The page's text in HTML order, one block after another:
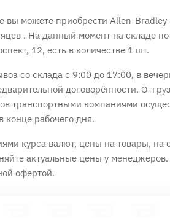
вы можете приобрести Allen-Bradley
. На данный момент на складе по
12, есть в количестве 1 шт.
со склада с 9:00 до 17:00, в
договорённости.
транспортными компаниями
конце рабочего дня.
курса валют, цены на товары, на
актуальные цены у
офертой.
заказ